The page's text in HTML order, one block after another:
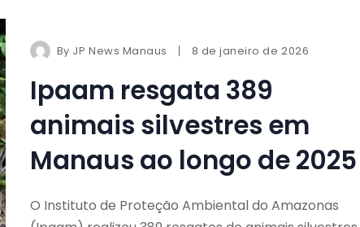
By JP News Manaus 8 de janeiro de 2026
Ipaam resgata 389
animais silvestres em
Manaus ao longo de 2025
O Instituto de Proteção Ambiental do Amazonas